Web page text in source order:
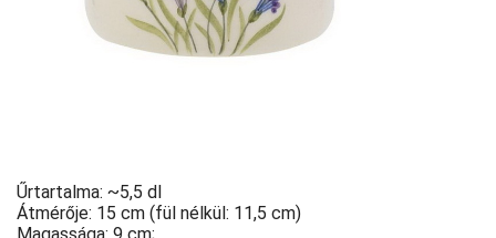
Űrtartalma: ~5,5 dl
Átmérője: 15 cm (fül nélkül: 11,5 cm)